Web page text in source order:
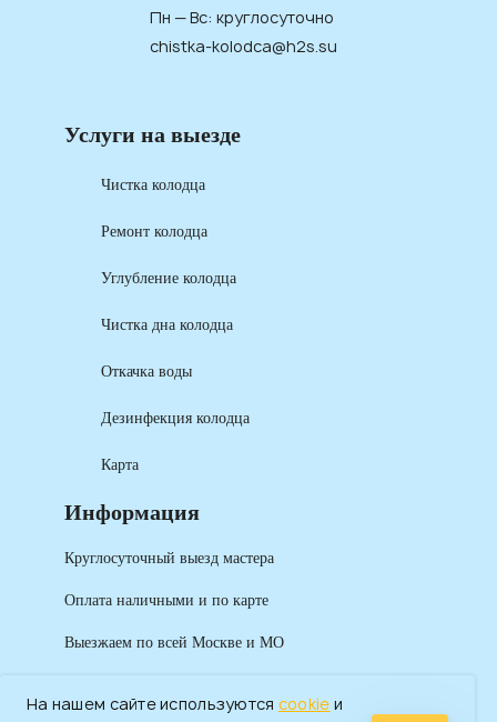
Услуги на выезде
Чистка колодца
Ремонт колодца
Углубление колодца
Чистка дна колодца
Откачка воды
Дезинфекция колодца
Карта
Информация
Круглосуточный выезд мастера
Оплата наличными и по карте
Выезжаем по всей Москве и МО
Пн — Вс: круглосуточно
chistka-kolodca@h2s.su
На нашем сайте используются cookie и